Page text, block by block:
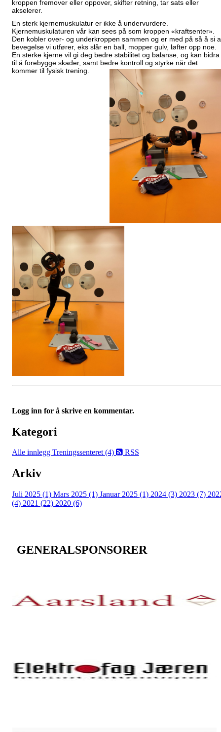
kroppen fremover eller oppover, skifter retning, tar sats eller
akselerer.
En sterk kjernemuskulatur er ikke å undervurdere.
Kjernemuskulaturen vår kan sees på som kroppen «kraftsenter».
Den kobler over- og underkroppen sammen og er med på så å si
bevegelse vi utfører, eks slår en ball, mopper gulv, løfter opp noe.
En sterke kjerne vil gi deg bedre stabilitet og balanse, og kan bidra
til å forebygge skader, samt bedre kontroll og styrke når det
kommer til fysisk trening.
Logg inn for å skrive en kommentar.
Kategori
Alle innlegg Treningssenteret (4) RSS
Arkiv
Juli 2025 (1) Mars 2025 (1) Januar 2025 (1) 2024 (3) 2023 (7)
(4) 2021 (22) 2020 (6)
GENERALSPONSORER